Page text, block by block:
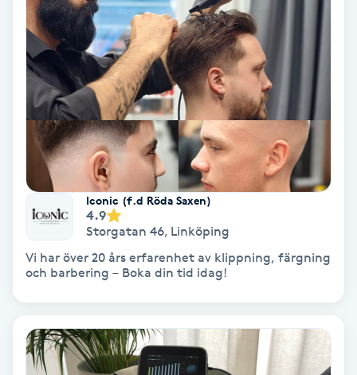
Power Yoga
PRP (Platelet Rich Plasma)
PRX-T33
Psoriasis
Radiofrekvens
Reflexologi
Iconic (f.d Röda Saxen)
4.9
Storgatan 46, Linköping
Vi har över 20 års erfarenhet av klippning, färgning
och barbering – Boka din tid idag!